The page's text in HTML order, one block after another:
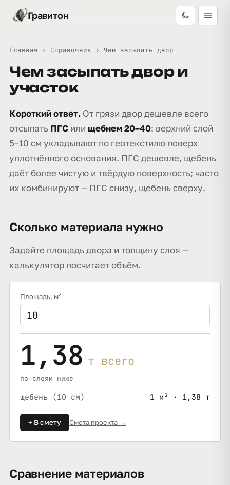
Гравитон
Главная › Справочник › Чем засыпать двор
Чем засыпать двор и
участок
Короткий ответ. От грязи двор дешевле всего
отсыпать ПГС или щебнем 20–40: верхний слой
5–10 см укладывают по геотекстилю поверх
уплотнённого основания. ПГС дешевле, щебень
даёт более чистую и твёрдую поверхность; часто
их комбинируют — ПГС снизу, щебень сверху.
Сколько материала нужно
Задайте площадь двора и толщину слоя —
калькулятор посчитает объём.
Площадь, м²
1,38 т всего
по слоям ниже
щебень (10 см) 1 м³ · 1,38 т
+ В смету Смета проекта →
Сравнение материалов